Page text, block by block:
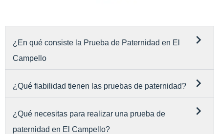
¿En qué consiste la Prueba de Paternidad en El
Campello
¿Qué fiabilidad tienen las pruebas de paternidad?
¿Qué necesitas para realizar una prueba de
paternidad en El Campello?